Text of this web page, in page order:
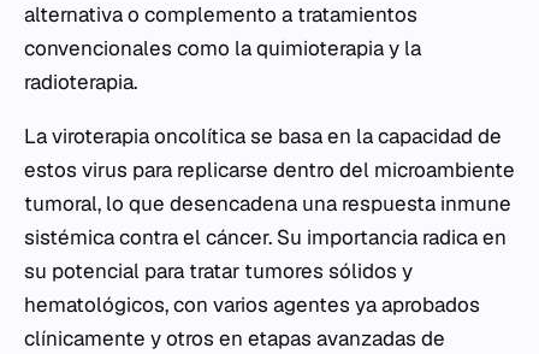
alternativa o complemento a tratamientos
convencionales como la quimioterapia y la
radioterapia.
La viroterapia oncolítica se basa en la capacidad de
estos virus para replicarse dentro del microambiente
tumoral, lo que desencadena una respuesta inmune
sistémica contra el cáncer. Su importancia radica en
su potencial para tratar tumores sólidos y
hematológicos, con varios agentes ya aprobados
clínicamente y otros en etapas avanzadas de